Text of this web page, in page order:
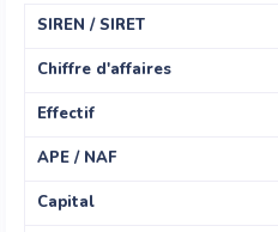
SIREN / SIRET
Chiffre d'affaires
Effectif
APE / NAF
Capital